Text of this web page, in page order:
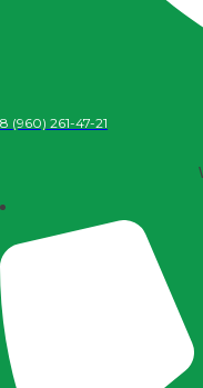
8 (960) 261-47-21